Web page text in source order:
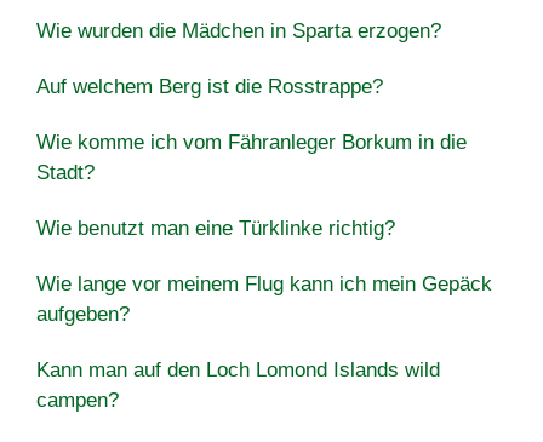
Wie wurden die Mädchen in Sparta erzogen?
Auf welchem Berg ist die Rosstrappe?
Wie komme ich vom Fähranleger Borkum in die
Stadt?
Wie benutzt man eine Türklinke richtig?
Wie lange vor meinem Flug kann ich mein Gepäck
aufgeben?
Kann man auf den Loch Lomond Islands wild
campen?